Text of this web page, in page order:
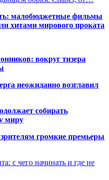
малобюджетные фильмы
хитами мирового проката
вокруг тизера
неожиданно возглавил
собирать
миру
громкие премьеры
с чего начинать и где не